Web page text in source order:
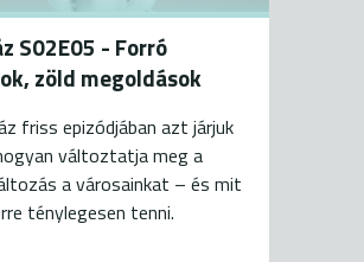
S02E05 - Forró
zöld megoldások
friss epizódjában azt járjuk
változtatja meg a
a városainkat – és mit
ténylegesen tenni.